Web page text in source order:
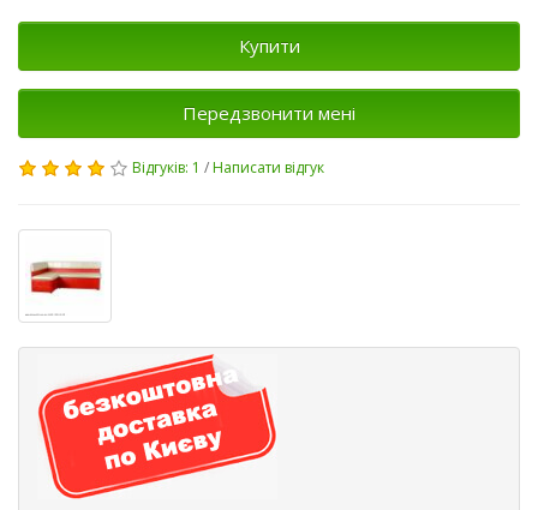
Купити
Передзвонити мені
Відгуків: 1 /Написати відгук